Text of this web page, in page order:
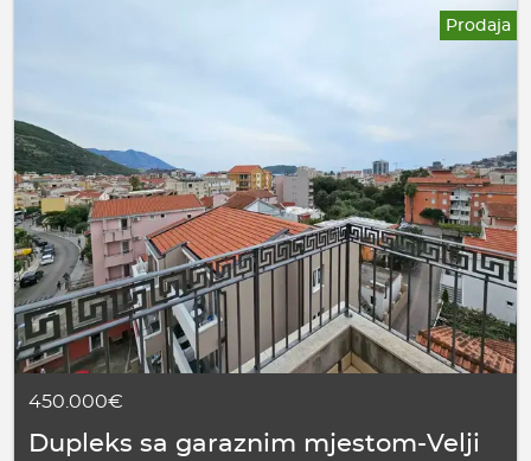
Prodaja
450.000€
Dupleks sa garaznim mjestom-Velji